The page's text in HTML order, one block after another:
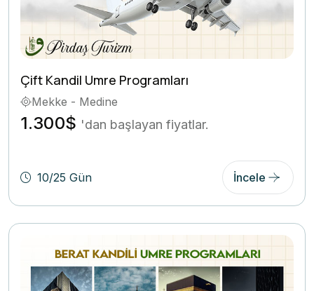
Çift Kandil Umre Programları
Mekke - Medine
1.300$ 'dan başlayan fiyatlar.
10/25 Gün İncele